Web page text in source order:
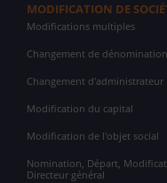
MODIFICATION DE
Modifications multiples
Changement de dénomination
Changement d'administrateur
Modification du capital
Modification de l'objet social
Nomination, Départ,
Directeur général